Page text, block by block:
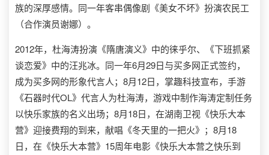
族的深厚感情。同一年客串偶像剧《美女不坏》扮演农民工
（合作演员谢娜）。
2012年，杜海涛扮演《隋唐演义》中的徕乎尔、《下班抓紧
谈恋爱》中的汪兆冰。同一年6月29日与买多网正式签约，
成为买多网的形象代言人；8月12日，掌趣科技宣布，手游
《石器时代OL》代言人为杜海涛，游戏中制作海涛定制任务
以快乐家族的名义出场；8月18日，在湖南卫视《快乐大本
营》迎接费翔的到来，献唱《冬天里的一把火》；8月18
日，在《快乐大本营》15周年电影《快乐大本营之快乐到